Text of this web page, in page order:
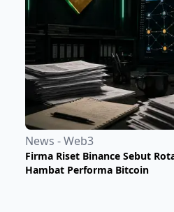
News - Web3
Firma Riset Binance Sebut
Hambat Performa Bitcoin